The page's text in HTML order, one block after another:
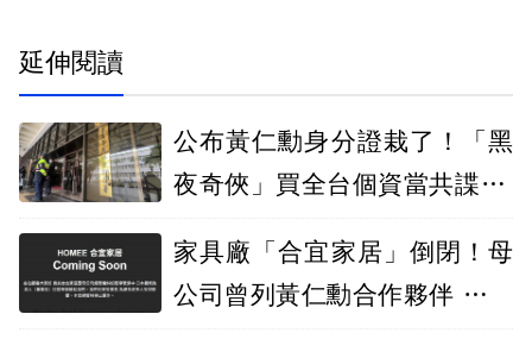
延伸閱讀
公布黃仁勳身分證栽了！「黑
夜奇俠」買全台個資當共諜 北
家具廠「合宜家居」倒閉！母
公司曾列黃仁勳合作夥伴 疑爭